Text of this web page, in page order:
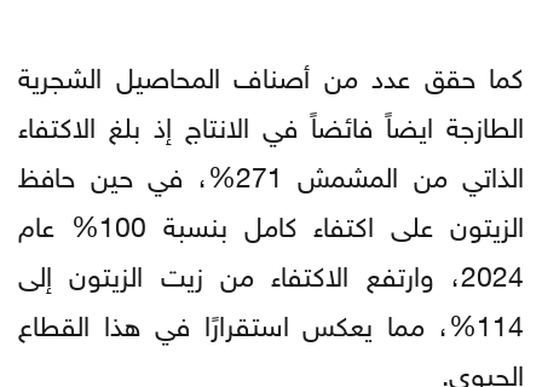
كما حقق عدد من أصناف المحاصيل الشجرية
الطازجة ايضاً فائضاً في الانتاج إذ بلغ الاكتفاء
الذاتي من المشمش 271%، في حين حافظ
الزيتون على اكتفاء كامل بنسبة 100% عام
2024، وارتفع الاكتفاء من زيت الزيتون إلى
114%، مما يعكس استقرارًا في هذا القطاع
الحيوي.